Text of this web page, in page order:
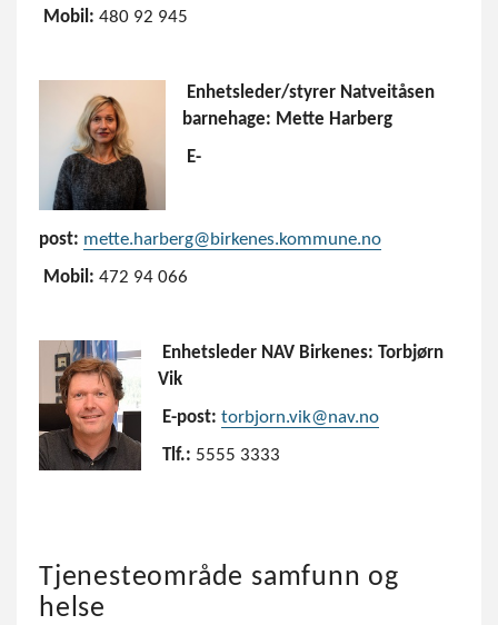
Mobil: 480 92 945
Enhetsleder/styrer Natveitåsen
barnehage: Mette Harberg
E-
post: mette.harberg@birkenes.kommune.no
Mobil: 472 94 066
Enhetsleder NAV Birkenes: Torbjørn
Vik
E-post: torbjorn.vik@nav.no
Tlf.: 5555 3333
Tjenesteområde samfunn og
helse